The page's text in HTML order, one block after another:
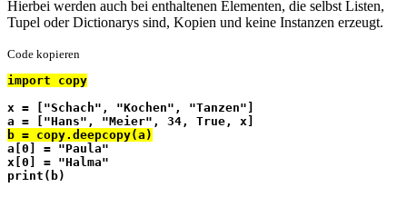
Hierbei werden auch bei enthaltenen Elementen, die selbst Listen,
Tupel oder Dictionarys sind, Kopien und keine Instanzen erzeugt.
Code kopieren
import copy
x = ["Schach", "Kochen", "Tanzen"]
a = ["Hans", "Meier", 34, True, x]
b = copy.deepcopy(a)
a[0] = "Paula"
x[0] = "Halma"
print(b)